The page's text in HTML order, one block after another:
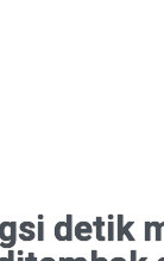
detik